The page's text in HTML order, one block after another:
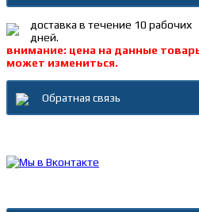
доставка в течение 10 рабочих
дней.
внимание: цена на данные
может измениться.
Обратная связь